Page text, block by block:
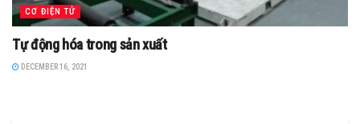
CƠ ĐIỆN TỬ
Tự động hóa trong sản xuất
DECEMBER 16, 2021